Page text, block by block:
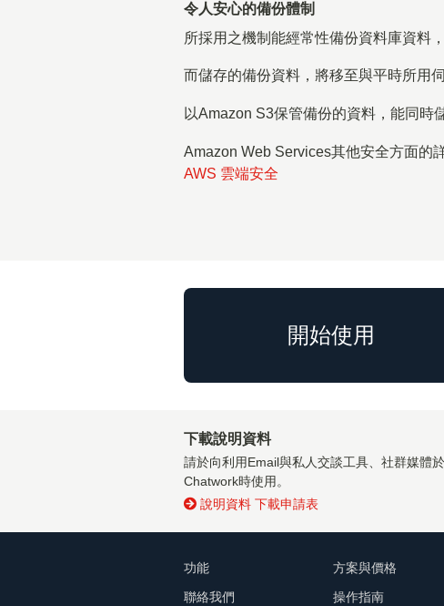
令人安心的備份體制
所採用之機制能經常性備份資料庫資料
而儲存的備份資料，將移至與平時所用
以Amazon S3保管備份的資料，能同時
Amazon Web Services其他安全方面的
AWS 雲端安全
開始使用
下載說明資料
請於向利用Email與私人交談工具、社群媒體
Chatwork時使用。
說明資料 下載申請表
功能 方案與價格
聯絡我們 操作指南